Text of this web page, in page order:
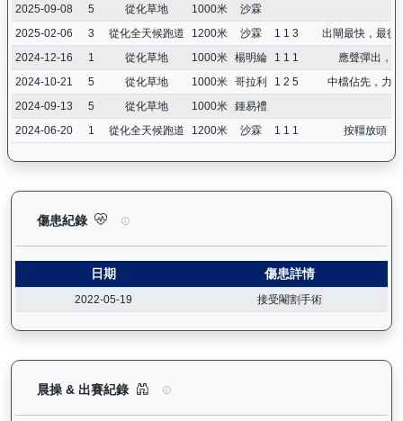
2025-09-08 5 從化草地 1000米
沙霖
2025-02-06
3 從化全天候跑道 1200米 沙霖 1 1 3
出閘最快，最後
2024-12-16
1 從化草地 1000米 楊明綸 1 1 1
應聲彈出，
2024-10-21
5 從化草地 1000米 哥拉利 1 2 5
中檔佔先，力
2024-09-13
5 從化草地 1000米 鍾易禮
2024-06-20
1 從化全天候跑道 1200米 沙霖 1 1 1 按韁放頭，
傷患紀錄 狀元及第（E392）— 傷患紀錄：查看馬匹完整
日期 傷患詳情
2022-05-19 接受閹割手術
晨操 & 出賽紀錄 狀元及第（E392）— 晨操及出賽紀錄圖